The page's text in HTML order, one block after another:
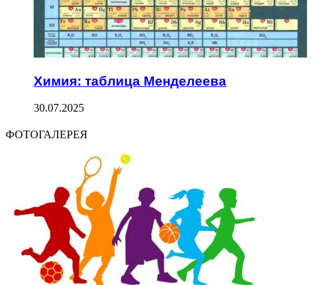
Химия: таблица Менделеева
30.07.2025
ФОТОГАЛЕРЕЯ